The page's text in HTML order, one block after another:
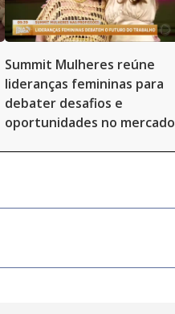
Summit Mulheres reúne
lideranças femininas para
debater desafios e
oportunidades no mercado